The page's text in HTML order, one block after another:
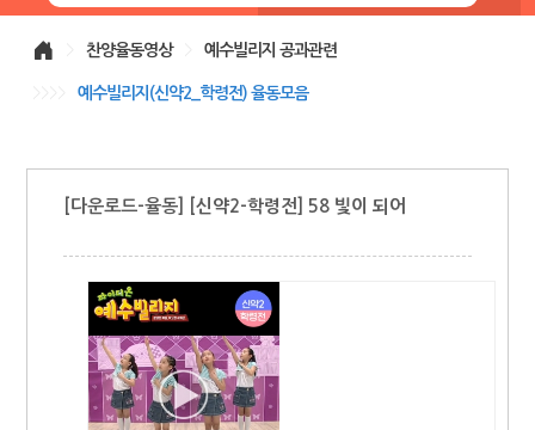
찬양율동영상 예수빌리지 공과관련
예수빌리지(신약2_학령전) 율동모음
[다운로드-율동] [신약2-학령전] 58 빛이 되어